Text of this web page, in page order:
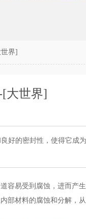
界]
[大世界]
好的密封性，使得它成
容易受到腐蚀，进而产
部材料的腐蚀和分解，